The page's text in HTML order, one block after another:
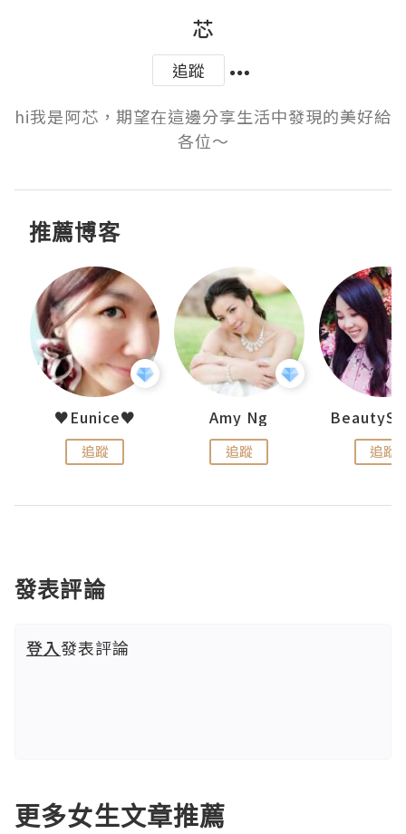
芯
追蹤
hi我是阿芯，期望在這邊分享生活中發現的美好給
各位～
推薦博客
♥Eunice♥
追蹤
Amy Ng
追蹤 追蹤
發表評論
登入發表評論
更多女生文章推薦